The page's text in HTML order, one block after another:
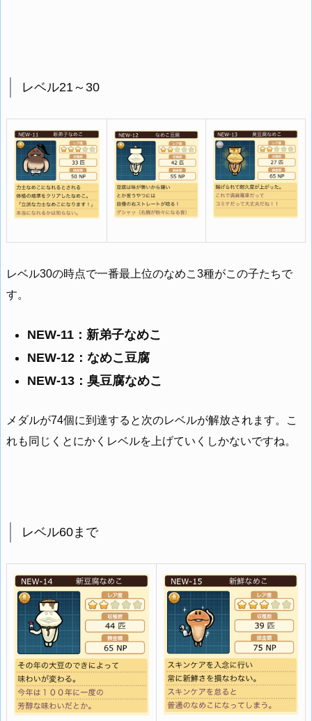
レベル21～30
レベル30の時点で一番最上位のなめこ3種がこの子たちで
す。
NEW-11：新弟子なめこ
NEW-12：なめこ豆腐
NEW-13：臭豆腐なめこ
メダルが74個に到達すると次のレベルが解放されます。こ
れも同じくとにかくレベルを上げていくしかないですね。
レベル60まで